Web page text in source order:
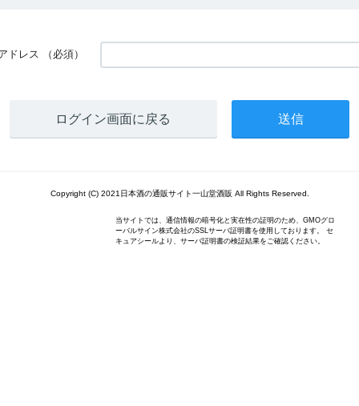
ドレス （必須）
ログイン画面に戻る
Copyright (C) 2021日本酒の通販サイト一山堂酒販 All Rights Reserved.
当サイトでは、通信情報の暗号化と実在性の証明のため、GMOグロ
ーバルサイン株式会社のSSLサーバ証明書を使用しております。 セ
キュアシールより、サーバ証明書の検証結果をご確認ください。